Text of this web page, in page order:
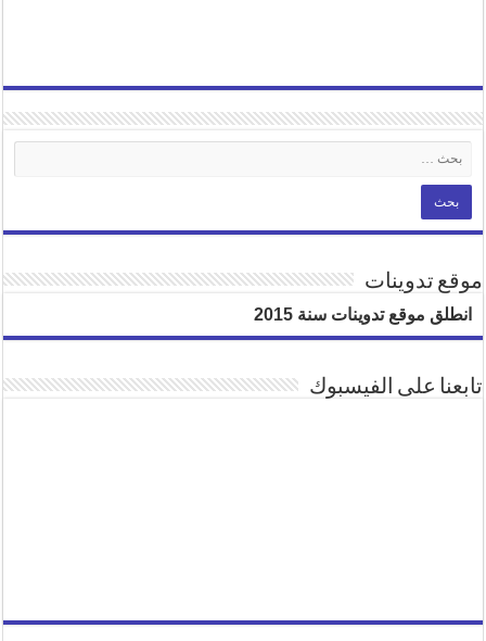
موقع تدوينات
انطلق موقع تدوينات سنة 2015
تابعنا على الفيسبوك